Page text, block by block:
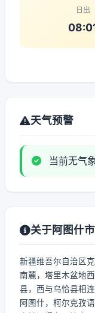
日出
天气预警
当前无气
关于阿图什市
新疆维吾尔自治区
南麓，塔里木盆地
县，西与乌恰县相
阿图什，柯尔克孜